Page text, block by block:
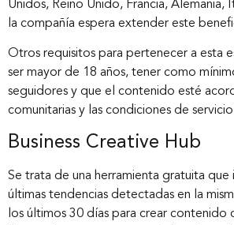
Unidos, Reino Unido, Francia, Alemania,
la compañía espera extender este
Otros requisitos para pertenecer a esta
ser mayor de 18 años, tener como
seguidores y que el contenido esté
comunitarias y las condiciones de
Business Creative Hub
Se trata de una herramienta gratuita que
últimas tendencias detectadas en la
los últimos 30 días para crear contenido